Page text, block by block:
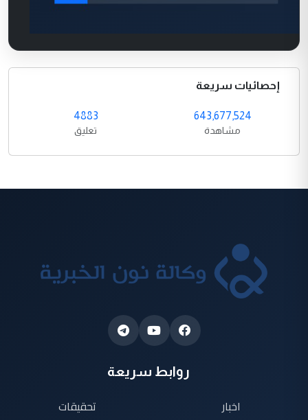
إحصائيات سريعة
643,677,524
مشاهدة
4883
تعليق
روابط سريعة
اخبار
تحقيقات